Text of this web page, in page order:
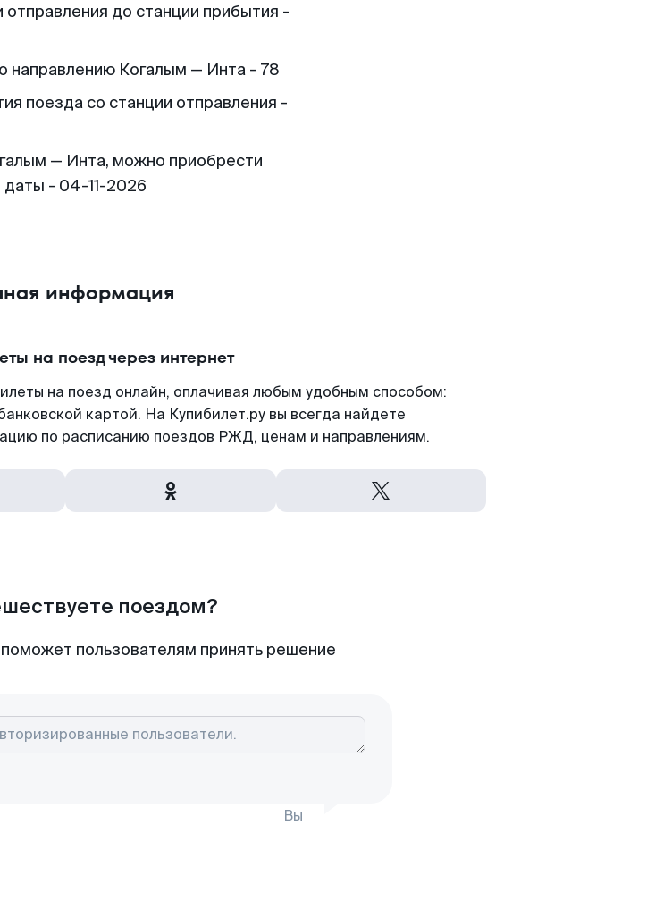
отправления до станции прибытия -
направлению Когалым — Инта - 78
поезда со станции отправления -
— Инта, можно приобрести
- 04-11-2026
информация
на поезд через интернет
на поезд онлайн, оплачивая любым удобным способом:
картой. На Купибилет.ру вы всегда найдете
по расписанию поездов РЖД, ценам и направлениям.
поездом?
пользователям принять решение
Вы